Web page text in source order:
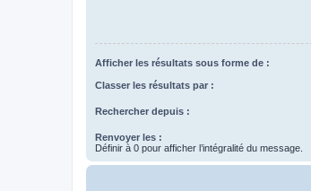
Afficher les résultats sous forme de :
Classer les résultats par :
Rechercher depuis :
Renvoyer les :
Définir à 0 pour afficher l’intégralité du message.